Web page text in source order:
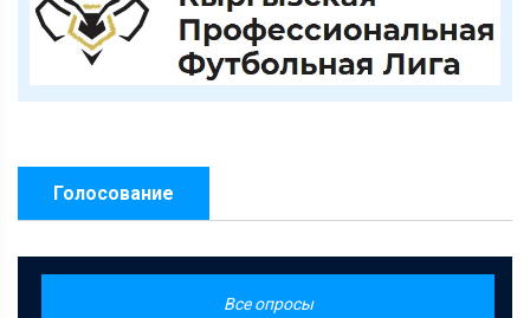
Голосование
Все опросы